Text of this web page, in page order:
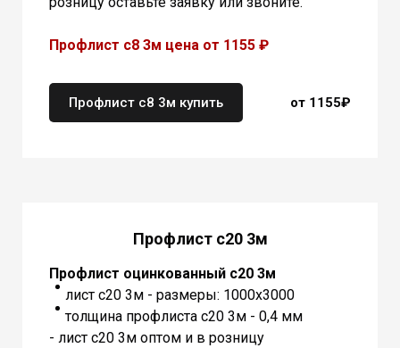
Профлист с8 3м цена от 1155 ₽
Профлист с8 3м купить от 1155₽
Профлист с20 3м
Профлист оцинкованный с20 3м
лист с20 3м - размеры: 1000х3000
толщина профлиста с20 3м - 0,4 мм
- лист с20 3м оптом и в розницу